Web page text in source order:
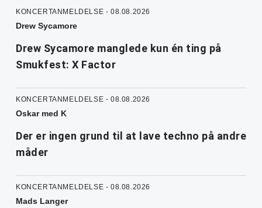
KONCERTANMELDELSE - 08.08.2026
Drew Sycamore
Drew Sycamore manglede kun én ting på
Smukfest: X Factor
KONCERTANMELDELSE - 08.08.2026
Oskar med K
Der er ingen grund til at lave techno på andre
måder
KONCERTANMELDELSE - 08.08.2026
Mads Langer